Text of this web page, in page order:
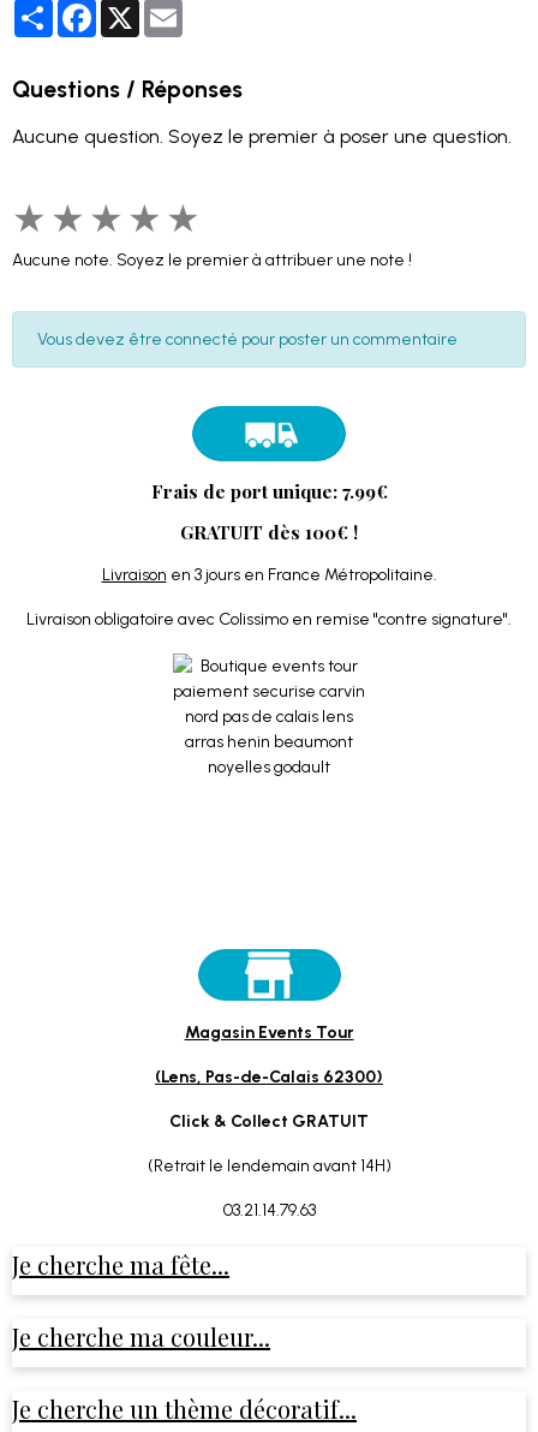
PartagerFacebook
X
Questions / Réponses
Aucune question. Soyez le premier à poser une question.
★ ★ ★ ★ ★
Aucune note. Soyez le premier à attribuer une note !
Vous devez être connecté pour poster un commentaire
Frais de port unique: 7.99€
GRATUIT dès 100€ !
Livraison en 3 jours en France Métropolitaine.
Livraison obligatoire avec Colissimo en remise "contre signature".
Magasin Events Tour
(Lens, Pas-de-Calais 62300)
Click & Collect GRATUIT
(Retrait le lendemain avant 14H)
03.21.14.79.63
Je cherche ma fête...
Je cherche ma couleur...
Je cherche un thème décoratif...